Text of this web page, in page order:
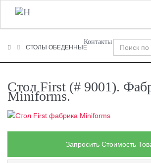
+7 (495) 120-00-58
Контакты
СТОЛЫ ОБЕДЕННЫЕ
Стол First (# 9001).
Miniforms.
Запросить Стоимость